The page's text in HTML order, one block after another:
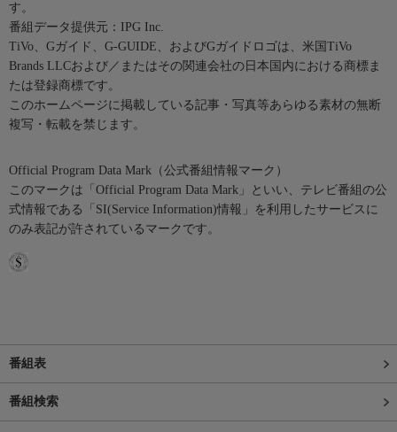
す。
番組データ提供元：IPG Inc.
TiVo、Gガイド、G-GUIDE、およびGガイドロゴは、米国TiVo
Brands LLCおよび／またはその関連会社の日本国内における商標ま
たは登録商標です。
このホームページに掲載している記事・写真等あらゆる素材の無断
複写・転載を禁じます。
Official Program Data Mark（公式番組情報マーク）
このマークは「Official Program Data Mark」といい、テレビ番組の公
式情報である「SI(Service Information)情報」を利用したサービスに
のみ表記が許されているマークです。
番組表
番組検索